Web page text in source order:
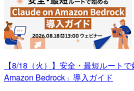
【8/18（火）】安全・最短ルート
Amazon Bedrock」導入ガイド